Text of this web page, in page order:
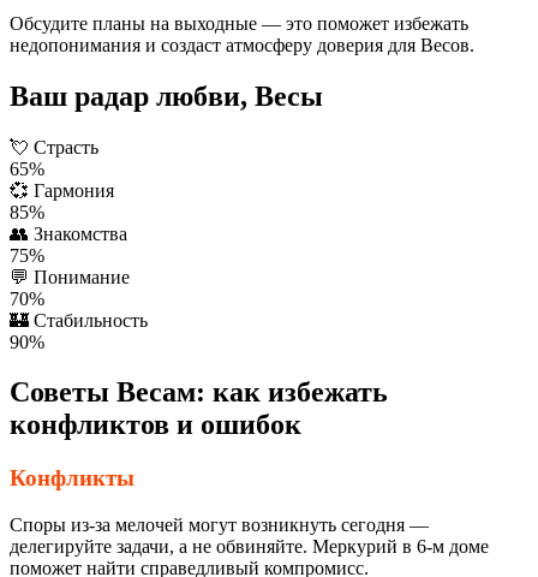
Обсудите планы на выходные — это поможет избежать
недопонимания и создаст атмосферу доверия для Весов.
Ваш радар любви, Весы
💘 Страсть
65%
💞 Гармония
85%
👥 Знакомства
75%
💬 Понимание
70%
🏰 Стабильность
90%
Советы Весам: как избежать
конфликтов и ошибок
Конфликты
Споры из-за мелочей могут возникнуть сегодня —
делегируйте задачи, а не обвиняйте. Меркурий в 6-м доме
поможет найти справедливый компромисс.